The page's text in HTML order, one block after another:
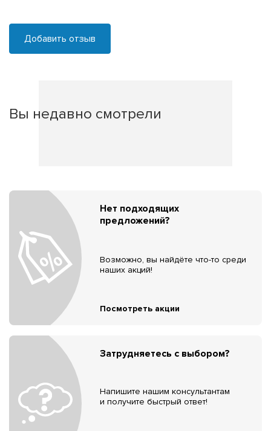
Добавить отзыв
Вы недавно смотрели
Нет подходящих
предложений?
Возможно, вы найдёте что-то среди
наших акций!
Посмотреть акции
Затрудняетесь с выбором?
Напишите нашим консультантам
и получите быстрый ответ!